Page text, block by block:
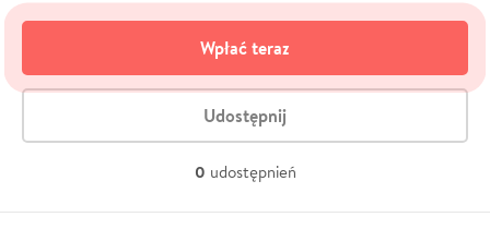
Wpłać teraz
Udostępnij
0 udostępnień